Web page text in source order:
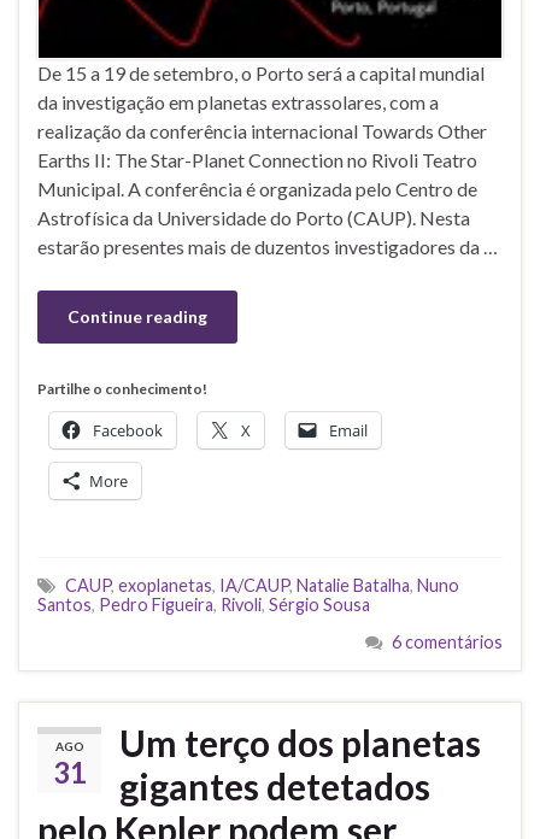
De 15 a 19 de setembro, o Porto será a capital mundial
da investigação em planetas extrassolares, com a
realização da conferência internacional Towards Other
Earths II: The Star-Planet Connection no Rivoli Teatro
Municipal. A conferência é organizada pelo Centro de
Astrofísica da Universidade do Porto (CAUP). Nesta
estarão presentes mais de duzentos investigadores da …
Continue reading
Partilhe o conhecimento!
Facebook X Email
More
CAUP, exoplanetas, IA/CAUP, Natalie Batalha, Nuno
Santos, Pedro Figueira, Rivoli, Sérgio Sousa
6 comentários
AGO
31
Um terço dos planetas
gigantes detetados
pelo Kepler podem ser